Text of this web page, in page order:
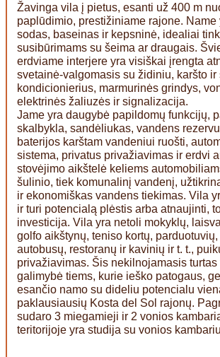
Žavinga vila į pietus, esanti už 400 m
paplūdimio, prestižiniame rajone. Name
sodas, baseinas ir kepsninė, idealiai
susibūrimams su šeima ar draugais.
erdviame interjere yra visiškai įrengta
svetainė-valgomasis su židiniu, karšto ir
kondicionierius, marmurinės grindys,
elektrinės žaliuzės ir signalizacija.
Jame yra daugybė papildomų funkcijų,
skalbykla, sandėliukas, vandens
baterijos karštam vandeniui ruošti,
sistema, privatus privažiavimas ir erdvi
stovėjimo aikštelė keliems
šulinio, tiek komunalinį vandenį,
ir ekonomiškas vandens tiekimas. Vila
ir turi potencialą plėstis arba atnaujinti,
investicija. Vila yra netoli mokyklų,
golfo aikštynų, teniso kortų,
autobusų, restoranų ir kavinių ir t. t.,
privažiavimas. Šis nekilnojamasis turtas
galimybė tiems, kurie ieško patogaus,
esančio namo su dideliu potencialu
paklausiausių Kosta del Sol rajonų.
sudaro 3 miegamieji ir 2 vonios
teritorijoje yra studija su vonios